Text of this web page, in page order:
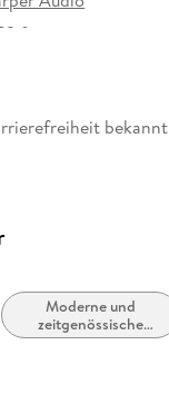
format
bekannt
Moderne und
zeitgenössische
Liebesromane